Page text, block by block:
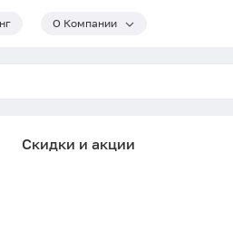
О Компании
Скидки и акции